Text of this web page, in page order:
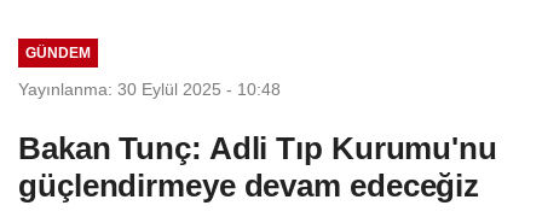
GÜNDEM
Yayınlanma: 30 Eylül 2025 - 10:48
Bakan Tunç: Adli Tıp Kurumu'nu
güçlendirmeye devam edeceğiz